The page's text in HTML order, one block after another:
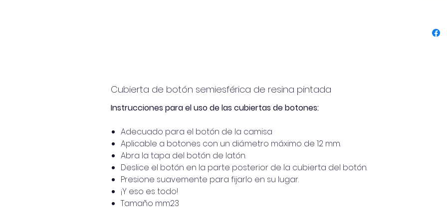
Cubierta de botón semiesférica de resina pintada
Instrucciones para el uso de las cubiertas de botones:
Adecuado para el botón de la camisa
Aplicable a botones con un diámetro máximo de 12 mm.
Abra la tapa del botón de latón.
Deslice el botón en la parte posterior de la cubierta del botón.
Presione suavemente para fijarlo en su lugar.
¡Y eso es todo!
Tamaño mm23